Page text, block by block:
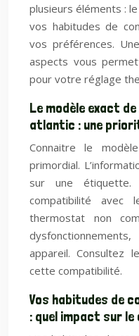
plusieurs éléments :
vos habitudes de
vos préférences.
aspects vous
pour votre réglage
Le modèle exact
atlantic : une
Connaitre le
primordial.
sur une étiquette.
compatibilité avec
thermostat non
appareil. Consultez
cette compatibilité.
Vos habitudes de
: quel impact sur le